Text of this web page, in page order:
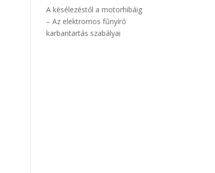
A késélezéstől a motorhibáig
– Az elektromos fűnyíró
karbantartás szabályai